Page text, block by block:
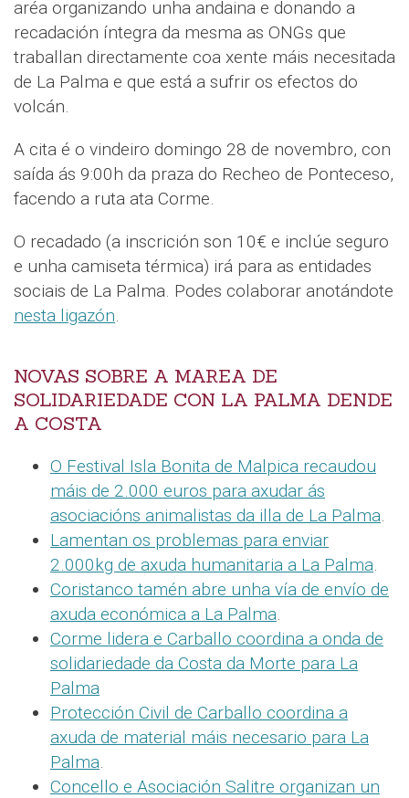
aréa organizando unha andaina e donando a
recadación íntegra da mesma as ONGs que
traballan directamente coa xente máis necesitada
de La Palma e que está a sufrir os efectos do
volcán.
A cita é o vindeiro domingo 28 de novembro, con
saída ás 9:00h da praza do Recheo de Ponteceso,
facendo a ruta ata Corme.
O recadado (a inscrición son 10€ e inclúe seguro
e unha camiseta térmica) irá para as entidades
sociais de La Palma. Podes colaborar anotándote
nesta ligazón.
NOVAS SOBRE A MAREA DE
SOLIDARIEDADE CON LA PALMA DENDE
A COSTA
O Festival Isla Bonita de Malpica recaudou
máis de 2.000 euros para axudar ás
asociacións animalistas da illa de La Palma.
Lamentan os problemas para enviar
2.000kg de axuda humanitaria a La Palma.
Coristanco tamén abre unha vía de envío de
axuda económica a La Palma.
Corme lidera e Carballo coordina a onda de
solidariedade da Costa da Morte para La
Palma
Protección Civil de Carballo coordina a
axuda de material máis necesario para La
Palma.
Concello e Asociación Salitre organizan un